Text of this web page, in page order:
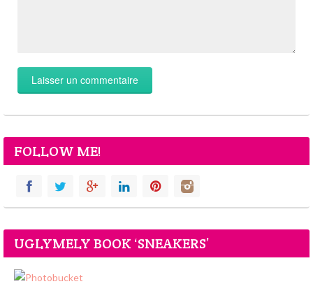
FOLLOW ME!
UGLYMELY BOOK ‘SNEAKERS’